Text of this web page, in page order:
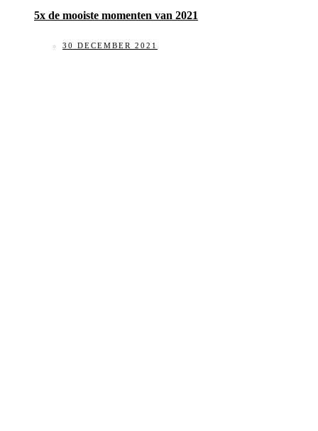
5x de mooiste momenten van 2021
30 DECEMBER 2021